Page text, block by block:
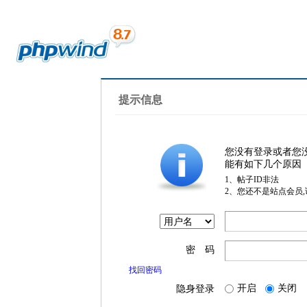
提示信息
您没有登录或者您
能有如下几个原因
1、帖子ID非法
2、您还不是站点会员
密 码
找回密码
隐身登录 开启 关闭